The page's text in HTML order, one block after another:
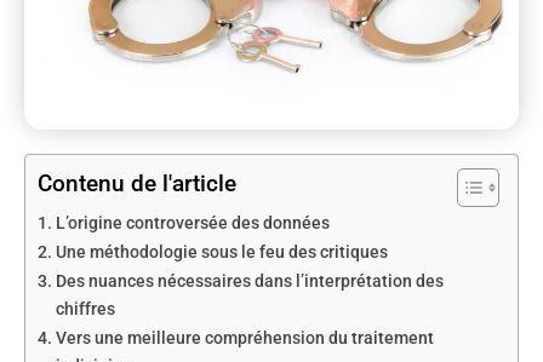
Contenu de l'article
L’origine controversée des données
Une méthodologie sous le feu des critiques
Des nuances nécessaires dans l’interprétation des
chiffres
Vers une meilleure compréhension du traitement